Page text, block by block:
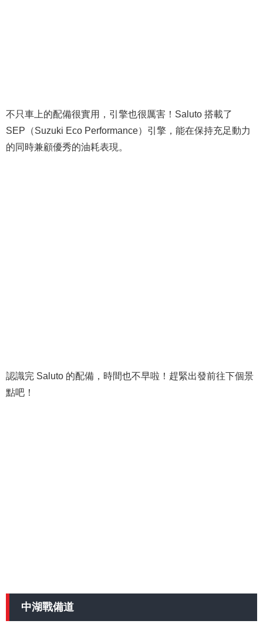
不只車上的配備很實用，引擎也很厲害！Saluto 搭載了
SEP（Suzuki Eco Performance）引擎，能在保持充足動力
的同時兼顧優秀的油耗表現。
認識完 Saluto 的配備，時間也不早啦！趕緊出發前往下個景
點吧！
中湖戰備道